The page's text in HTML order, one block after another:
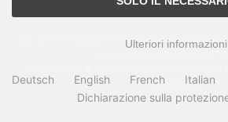
Tutti i prezzi includono l'IVA più spese di spedizione
Shopsoftware
modified eCommerce Shopsoftware
Ulteriori informazioni
Deutsch English French Italian
Dichiarazione sulla